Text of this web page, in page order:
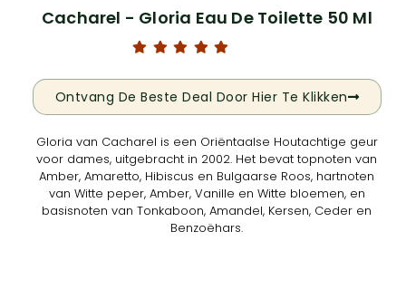
Cacharel - Gloria Eau De Toilette 50 Ml
Ontvang De Beste Deal Door Hier Te Klikken
Gloria van Cacharel is een Oriëntaalse Houtachtige geur
voor dames, uitgebracht in 2002. Het bevat topnoten van
Amber, Amaretto, Hibiscus en Bulgaarse Roos, hartnoten
van Witte peper, Amber, Vanille en Witte bloemen, en
basisnoten van Tonkaboon, Amandel, Kersen, Ceder en
Benzoëhars.